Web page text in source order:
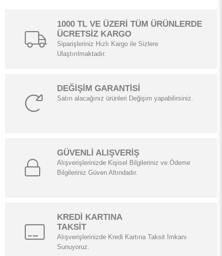
1000 TL VE ÜZERİ TÜM ÜRÜNLERDE
ÜCRETSİZ KARGO
Siparişleriniz Hızlı Kargo ile Sizlere
Ulaştırılmaktadır.
DEĞİŞİM GARANTİSİ
Satın alacağınız ürünleri Değişim yapabilirsiniz.
GÜVENLİ ALIŞVERİŞ
Alışverişlerinizde Kişisel Bilgileriniz ve Ödeme
Bilgileriniz Güven Altındadır.
KREDİ KARTINA
TAKSİT
Alışverişlerinizde Kredi Kartına Taksit İmkanı
Sunuyoruz.